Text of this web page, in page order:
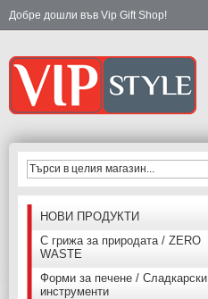
Добре дошли във Vip Gift Shop!
НОВИ ПРОДУКТИ
С грижа за природата / ZERO
WASTE
Форми за печене / Сладкарски
инструменти